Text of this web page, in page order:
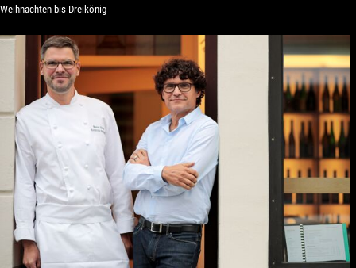
Weihnachten bis Dreikönig